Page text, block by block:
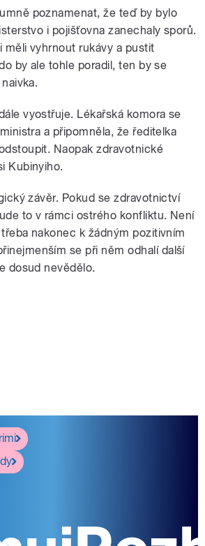
poznamenat, že teď by bylo
i pojišťovna zanechaly sporů.
měli vyhrnout rukávy a pustit
by ale tohle poradil, ten by se
vyostřuje. Lékařská komora se
a připomněla, že ředitelka
Naopak zdravotnické
Kubinyiho.
závěr. Pokud se zdravotnictví
to v rámci ostrého konfliktu. Není
nakonec k žádným pozitivním
se při něm odhalí další
dosud nevědělo.